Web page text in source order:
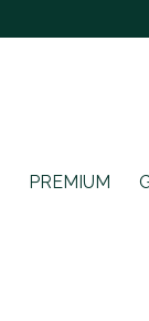
PREMIUM